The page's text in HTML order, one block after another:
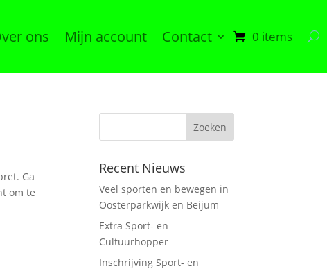
ons Mijn account Contact 0 items
Ga
om te
Recent Nieuws
Veel sporten en bewegen in
Oosterparkwijk en Beijum
Extra Sport- en
Cultuurhopper
Inschrijving Sport- en